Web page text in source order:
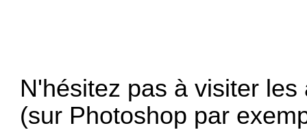
N'hésitez pas à visiter
(sur Photoshop par